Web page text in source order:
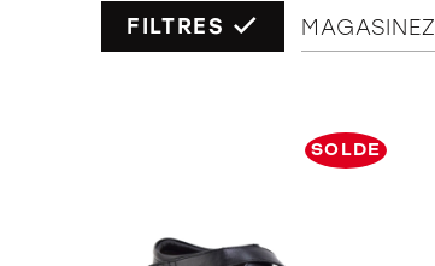
FILTRES MAGASINEZ
SOLDE